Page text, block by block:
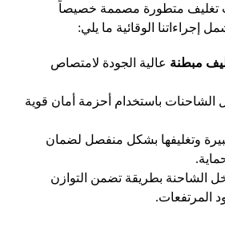
تغليف متطورة مصممة خصيصاً
الوقائية ما يلي:
مبطنة عالية الجودة لامتصاص
الشاحنات باستخدام أحزمة أمان قوية
وتغليفها بشكل منفصل لضمان
الشاحنة بطريقة تضمن التوازن
المرتفعات.